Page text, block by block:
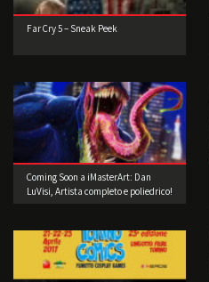
Far Cry 5 – Sneak Peek
Coming Soon a iMasterArt: Dan
LuVisi, Artista completo e poliedrico!